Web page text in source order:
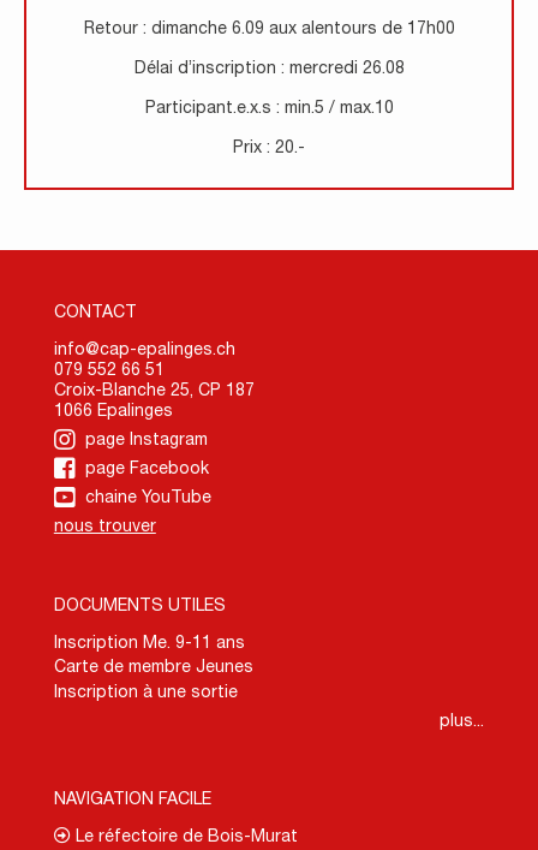
Retour : dimanche 6.09 aux alentours de 17h00
Délai d’inscription : mercredi 26.08
Participant.e.x.s : min.5 / max.10
Prix : 20.-
CONTACT
info@cap-epalinges.ch
079 552 66 51
Croix-Blanche 25, CP 187
1066 Epalinges
page Instagram
page Facebook
chaine YouTube
nous trouver
DOCUMENTS UTILES
Inscription Me. 9-11 ans
Carte de membre Jeunes
Inscription à une sortie
plus...
NAVIGATION FACILE
Le réfectoire de Bois-Murat